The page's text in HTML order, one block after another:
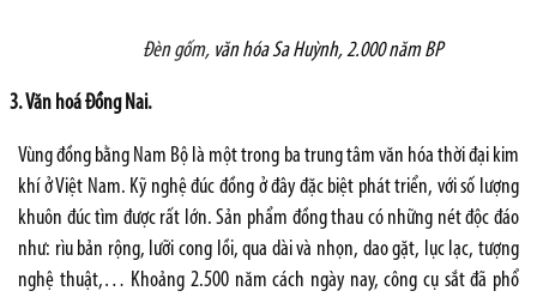
Đèn gốm, văn hóa Sa Huỳnh, 2.000 năm BP
3. Văn hoá Đồng Nai.
Vùng đồng bằng Nam Bộ là một trong ba trung tâm văn hóa thời đại kim
khí ở Việt Nam. Kỹ nghệ đúc đồng ở đây đặc biệt phát triển, với số lượng
khuôn đúc tìm được rất lớn. Sản phẩm đồng thau có những nét độc đáo
như: rìu bản rộng, lưỡi cong lồi, qua dài và nhọn, dao gặt, lục lạc, tượng
nghệ thuật,… Khoảng 2.500 năm cách ngày nay, công cụ sắt đã phổ